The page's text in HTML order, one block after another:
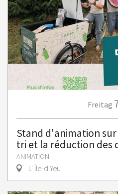
Freitag
Stand d'animation
tri et la réduction des
ANIMATION
L' Île-d'Yeu